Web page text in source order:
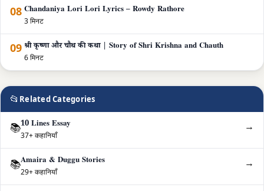
08 Chandaniya Lori Lori Lyrics – Rowdy Rathore
3 मिनट
09 श्री कृष्णा और चौथ की कथा | Story of Shri Krishna and Chauth
6 मिनट
📂 Related Categories
📚10 Lines Essay
37+ कहानियाँ
→
📚Amaira & Duggu Stories
29+ कहानियाँ
→